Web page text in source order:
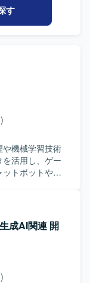
す
や機械学習技術
活用し、ゲー
トボットや対
対話型AIプロ
。成AI関連 開